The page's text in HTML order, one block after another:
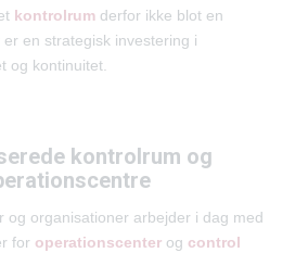
kontrolrumderfor ikke blot en
en strategisk investering i
og kontinuitet.
kontrolrum og
og organisationer arbejder i dag med
for operationscenterog control